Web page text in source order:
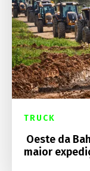
TRUCK
Oeste da
maior